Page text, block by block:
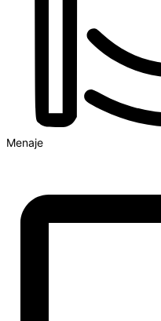
Menaje